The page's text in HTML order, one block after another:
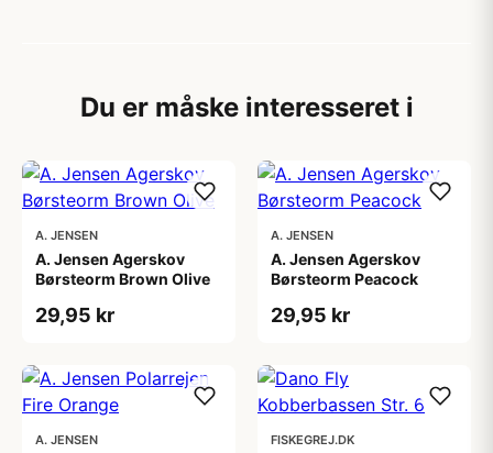
Du er måske interesseret i
A. JENSEN
A. Jensen Agerskov
Børsteorm Brown Olive
29,95 kr
A. JENSEN
A. Jensen Agerskov
Børsteorm Peacock
29,95 kr
A. JENSEN FISKEGREJ.DK